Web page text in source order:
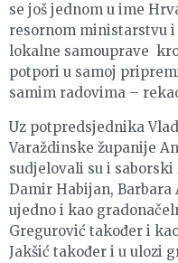
se još jednom u ime
resornom ministarstvu
lokalne samouprave
potpori u samoj
samim radovima –
Uz potpredsjednika
Varaždinske županije
sudjelovali su i
Damir Habijan, Barbara
ujedno i kao
Gregurović također i
Jakšić također i u ulozi